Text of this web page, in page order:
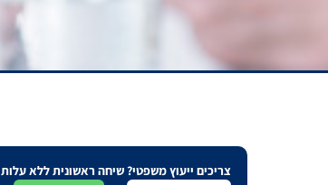
צריכים ייעוץ משפטי? שיחה ראשונית ללא עלות